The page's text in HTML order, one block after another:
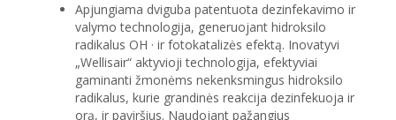
Apjungiama dviguba patentuota dezinfekavimo ir
valymo technologija, generuojant hidroksilo
radikalus OH · ir fotokatalizės efektą. Inovatyvi
„Wellisair“ aktyvioji technologija, efektyviai
gaminanti žmonėms nekenksmingus hidroksilo
radikalus, kurie grandinės reakcija dezinfekuoja ir
orą, ir paviršius. Naudojant pažangius